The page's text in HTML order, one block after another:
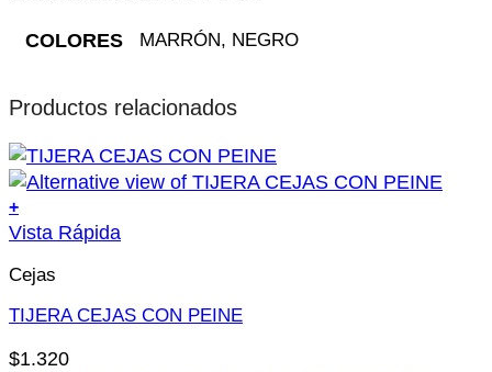
COLORES MARRÓN, NEGRO
Productos relacionados
+
Vista Rápida
Cejas
TIJERA CEJAS CON PEINE
$1.320